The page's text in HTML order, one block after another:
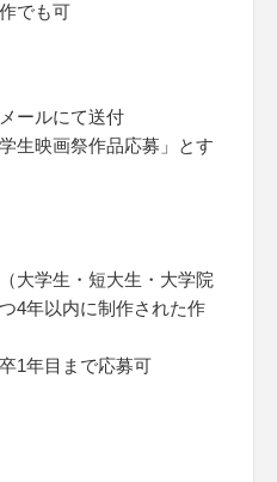
でも可
ールにて送付
生映画祭作品応募」とす
大学生・短大生・大学院
4年以内に制作された作
1年目まで応募可